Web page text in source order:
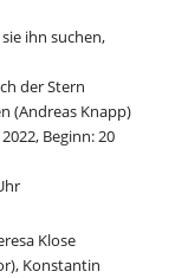
ihn suchen,
der Stern
(Andreas Knapp)
Beginn: 20
Klose
Konstantin